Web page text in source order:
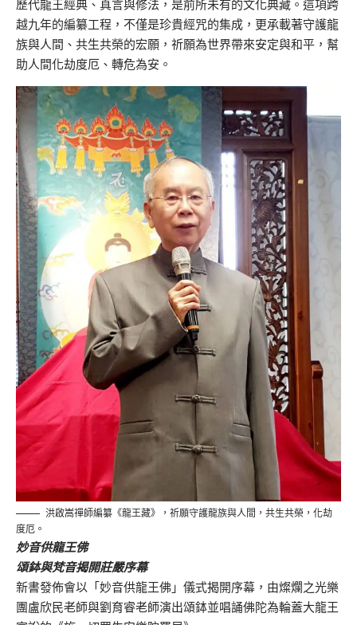
歷代龍王經典、真言與修法，是前所未有的文化典藏。這項跨
越九年的編纂工程，不僅是珍貴經咒的集成，更承載著守護龍
族與人間、共生共榮的宏願，祈願為世界帶來安定與和平，幫
助人間化劫度厄、轉危為安。
洪啟嵩禪師編纂《龍王藏》，祈願守護龍族與人間，共生共榮，化劫
度厄。
妙音供龍王佛
頌鉢與梵音揭開莊嚴序幕
新書發佈會以「妙音供龍王佛」儀式揭開序幕，由燦爛之光樂
團盧欣民老師與劉育睿老師演出頌鉢並唱誦佛陀為輪蓋大龍王